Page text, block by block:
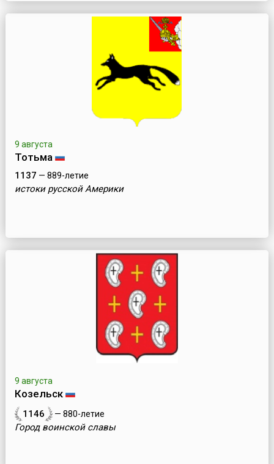
9 августа
Тотьма
1137 — 889-летие
истоки русской Америки
9 августа
Козельск
1146 — 880-летие
Город воинской славы